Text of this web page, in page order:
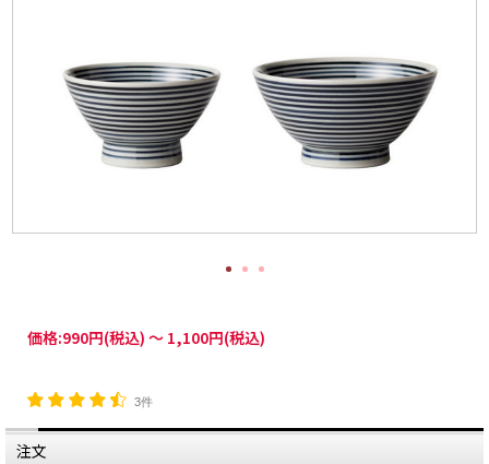
価格:990円(税込) ～ 1,100円(税込)
3件
注文